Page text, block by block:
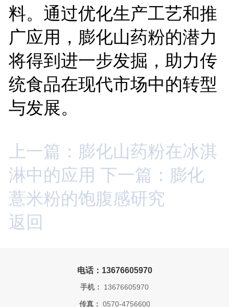
料。通过优化生产工艺和推
广应用，膨化山药粉的潜力
将得到进一步发掘，助力传
统食品在现代市场中的转型
与发展。
上一篇：膨化山药粉在冰淇
淋中的应用 下一篇：膨化
薏米粉的饱腹感研究
返回
电话：13676605970
手机： 13676605970
传真： 0570-4756600